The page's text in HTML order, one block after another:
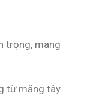
trọng, mang
từ măng tây